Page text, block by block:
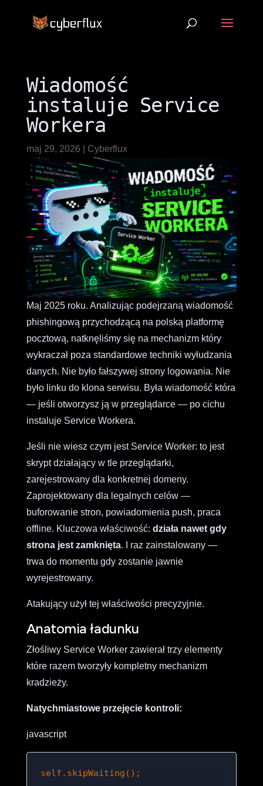
Wiadomość
instaluje Service
Workera
maj 29, 2026 Cyberflux
Maj 2025 roku. Analizując podejrzaną wiadomość
phishingową przychodzącą na polską platformę
pocztową, natknęliśmy się na mechanizm który
wykraczał poza standardowe techniki wyłudzania
danych. Nie było fałszywej strony logowania. Nie
było linku do klona serwisu. Była wiadomość która
— jeśli otworzysz ją w przeglądarce — po cichu
instaluje Service Workera.
Jeśli nie wiesz czym jest Service Worker: to jest
skrypt działający w tle przeglądarki,
zarejestrowany dla konkretnej domeny.
Zaprojektowany dla legalnych celów —
buforowanie stron, powiadomienia push, praca
offline. Kluczowa właściwość: działa nawet gdy
strona jest zamknięta. I raz zainstalowany —
trwa do momentu gdy zostanie jawnie
wyrejestrowany.
Atakujący użył tej właściwości precyzyjnie.
Anatomia ładunku
Złośliwy Service Worker zawierał trzy elementy
które razem tworzyły kompletny mechanizm
kradzieży.
Natychmiastowe przejęcie kontroli:
javascript
self.skipWaiting();